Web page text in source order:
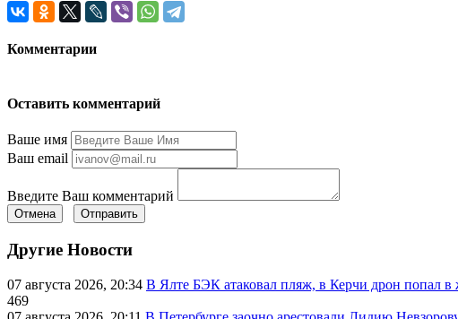
Комментарии
Оставить комментарий
Ваше имя
Ваш email
Введите Ваш комментарий
Отмена Отправить
Другие Новости
07 августа 2026, 20:34 В Ялте БЭК атаковал пляж, в Керчи дрон попал
469